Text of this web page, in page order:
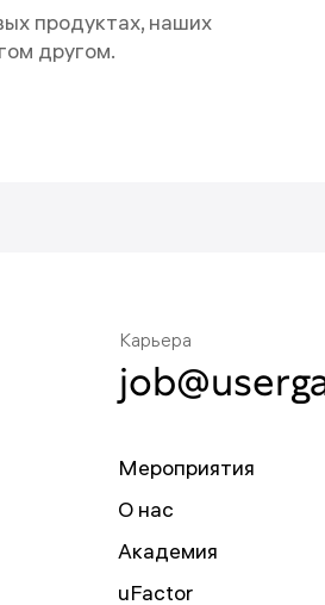
продуктах, наших
другом.
на адрес {{email}}.
можно в любой момент.
Карьера
Мероприятия
О нас
Академия
uFactor